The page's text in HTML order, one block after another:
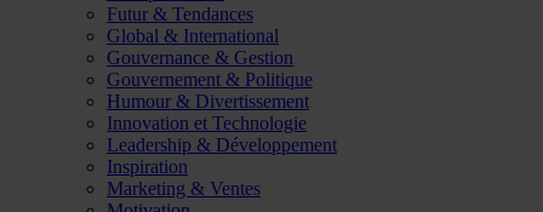
Futur & Tendances
Global & International
Gouvernance & Gestion
Gouvernement & Politique
Humour & Divertissement
Innovation et Technologie
Leadership & Développement
Inspiration
Marketing & Ventes